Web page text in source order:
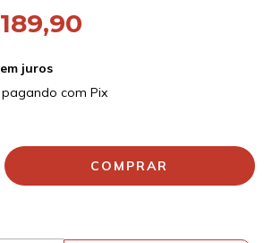
juros
pagando com Pix